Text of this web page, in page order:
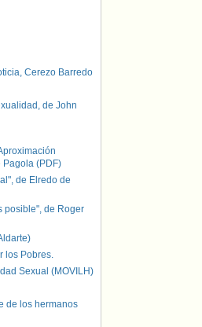
Cerezo Barredo
de John
Pagola (PDF)
de Elredo de
posible", de Roger
los Pobres.
Sexual (MOVILH)
de los hermanos